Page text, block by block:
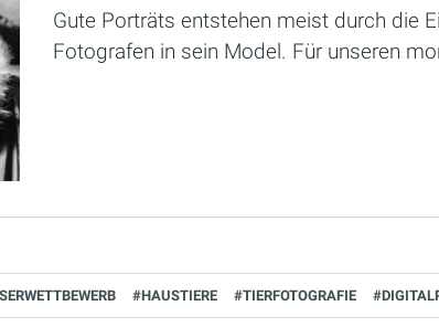
Gute Porträts entstehen meist durch die
Fotografen in sein Model. Für unseren
#HAUSTIERE #TIERFOTOGRAFIE